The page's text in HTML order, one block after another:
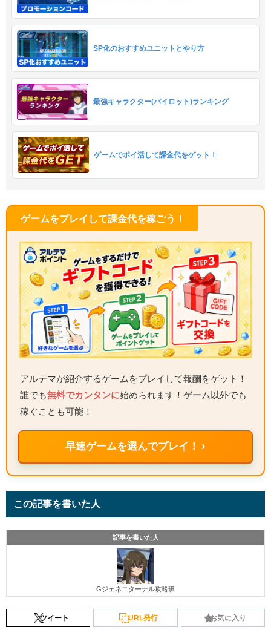
SP化のおすすめユニットとやり方
最強キャラクター(パイロット)ランキング
ゲームでポイ活して課金代をゲット！
ゲームをプレイして課金代を稼ごう！
アルテマが紹介するゲームをプレイして報酬をゲット！
誰でも無料でカンタンに始められます！ゲーム以外でも
稼ぐことも可能！
早速ゲームを選んでプレイ！ ›
この記事を書いた人
記事を書いた人
Gジェネエターナル攻略班
ツイート URL発行 お気に入り